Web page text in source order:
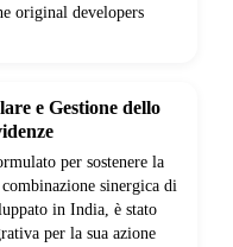
original developers
e Gestione dello
per sostenere la
sinergica di
in India, è stato
per la sua azione